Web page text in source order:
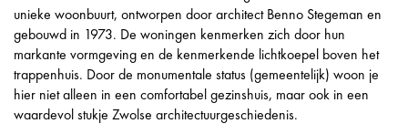
unieke woonbuurt, ontworpen door architect Benno Stegeman en
gebouwd in 1973. De woningen kenmerken zich door hun
markante vormgeving en de kenmerkende lichtkoepel boven het
trappenhuis. Door de monumentale status (gemeentelijk) woon je
hier niet alleen in een comfortabel gezinshuis, maar ook in een
waardevol stukje Zwolse architectuurgeschiedenis.